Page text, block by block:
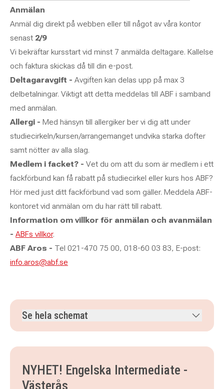
Anmälan
Anmäl dig direkt på webben eller till något av våra kontor
senast 2/9
Vi bekräftar kursstart vid minst 7 anmälda deltagare. Kallelse
och faktura skickas då till din e-post.
Deltagaravgift - Avgiften kan delas upp på max 3
delbetalningar. Viktigt att detta meddelas till ABF i samband
med anmälan.
Allergi - Med hänsyn till allergiker ber vi dig att under
studiecirkeln/kursen/arrangemanget undvika starka dofter
samt nötter av alla slag.
Medlem i facket? - Vet du om att du som är medlem i ett
fackförbund kan få rabatt på studiecirkel eller kurs hos ABF?
Hör med just ditt fackförbund vad som gäller. Meddela ABF-
kontoret vid anmälan om du har rätt till rabatt.
Information om villkor för anmälan och avanmälan
- ABFs villkor.
ABF Aros - Tel 021-470 75 00, 018-60 03 83, E-post:
info.aros@abf.se
Se hela schemat
onsdag 30 september 2026
klockan 17.30–19.00
onsdag 7 oktober 2026klockan 17.30–19.00
NYHET! Engelska Intermediate -
Västerås